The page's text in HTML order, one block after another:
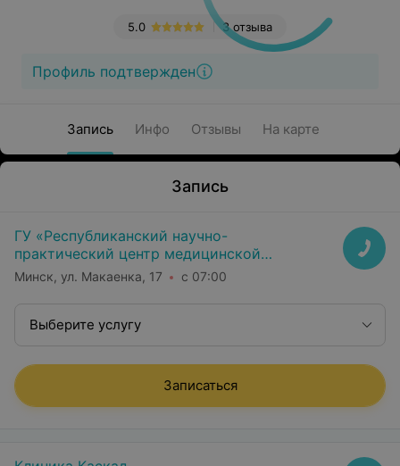
3 отзыва
5.0
Профиль подтвержден
Запись Инфо Отзывы На карте
Запись
ГУ «Республиканский научно-
практический центр медицинской
экспертизы и реабилитаци»
Минск, ул. Макаенка, 17 с 07:00
Выберите услугу
Записаться